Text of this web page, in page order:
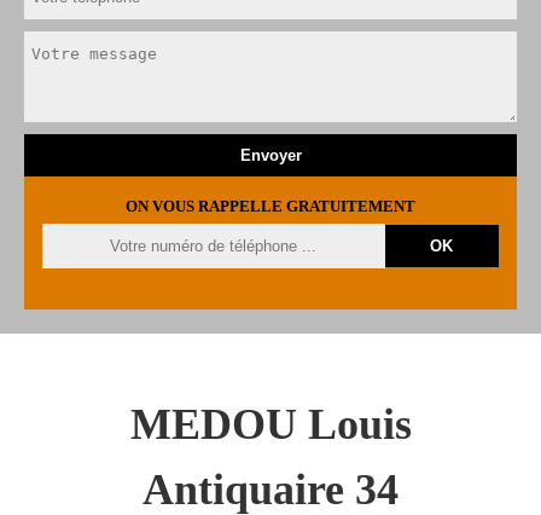
ON VOUS RAPPELLE GRATUITEMENT
MEDOU Louis
Antiquaire 34